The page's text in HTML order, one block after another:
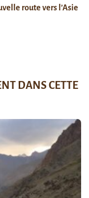
route vers l’Asie
DANS CETTE